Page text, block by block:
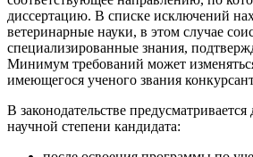
диссертацию. В списке исключений
ветеринарные науки, в этом случае
специализированные знания,
Минимум требований может
имеющегося ученого звания
В законодательстве
научной степени кандидата: